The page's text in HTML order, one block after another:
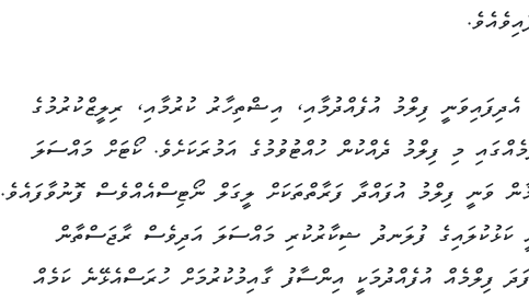
ފިލްމު އުފެއްދުމާއި، އިޝްތިހާރު ކުރުމާއި، ރިލީޒްކުރުމުގެ
މި ފިލްމު ދެއްކުން ހުއްޓުވުމުގެ އަމުރަކަށެވެ. ކޯޓަށް މައްސަލަ
ވަނީ ފިލްމު އުފައްދާ ފަރާތްތަކަށް ލީގަލް ނޯޓިސްއެއްވެސް ފޮނުވާފައެވެ.
ކަޅުކުލައިގެ ފުލަނދު ޝިކާރުކުރި މައްސަލަ އަދިވެސް ރާޖަސްތާން
ފިލްމެއް އުފެއްދުމަކީ އިންސާފު ގާއިމުކުރުމަށް ހުރަސްއެޅޭނެ ކަމެއް